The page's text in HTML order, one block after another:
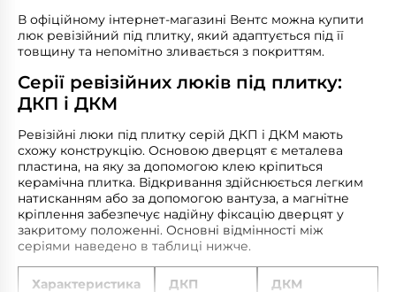
В офіційному інтернет-магазині Вентс можна купити
люк ревізійний під плитку, який адаптується під її
товщину та непомітно зливається з покриттям.
Серії ревізійних люків під плитку:
ДКП і ДКМ
Ревізійні люки під плитку серій ДКП і ДКМ мають
схожу конструкцію. Основою дверцят є металева
пластина, на яку за допомогою клею кріпиться
керамічна плитка. Відкривання здійснюється легким
натисканням або за допомогою вантуза, а магнітне
кріплення забезпечує надійну фіксацію дверцят у
закритому положенні. Основні відмінності між
серіями наведено в таблиці нижче.
Характеристика ДКП ДКМ